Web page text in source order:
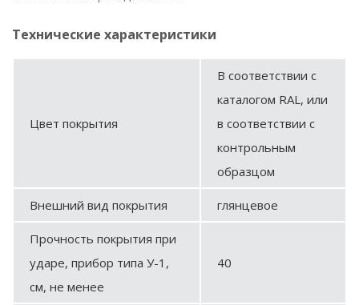
Технические характеристики
Цвет покрытия
В соответствии с
каталогом RAL, или
в соответствии с
контрольным
образцом
Внешний вид покрытия глянцевое
Прочность покрытия при
ударе, прибор типа У-1,
см, не менее
40